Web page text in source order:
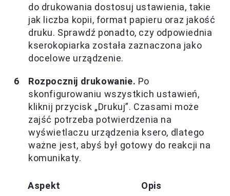
do drukowania dostosuj ustawienia, takie
jak liczba kopii, format papieru oraz jakość
druku. Sprawdź ponadto, czy odpowiednia
kserokopiarka została zaznaczona jako
docelowe urządzenie.
Rozpocznij drukowanie. Po
skonfigurowaniu wszystkich ustawień,
kliknij przycisk „Drukuj”. Czasami może
zajść potrzeba potwierdzenia na
wyświetlaczu urządzenia ksero, dlatego
ważne jest, abyś był gotowy do reakcji na
komunikaty.
Aspekt Opis